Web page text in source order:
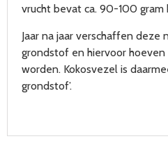
vrucht bevat ca. 90-100 gram
Jaar na jaar verschaffen deze
grondstof en hiervoor
worden. Kokosvezel is
grondstof’.